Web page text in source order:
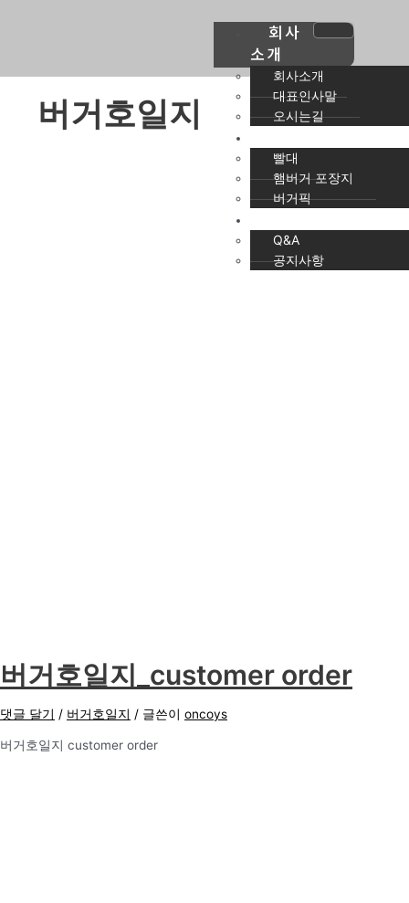
회사
소개
회사소개
대표인사말
오시는길
빨대
햄버거 포장지
버거픽
Q&A
공지사항
버거호일지
버거호일지_customer order
댓글 달기 / 버거호일지 / 글쓴이 oncoys
버거호일지 customer order